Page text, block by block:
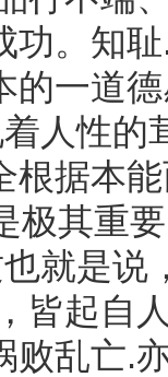
功。知耻
的一道
人性的
根据本
极其重
也就是说
皆起自
败乱亡.